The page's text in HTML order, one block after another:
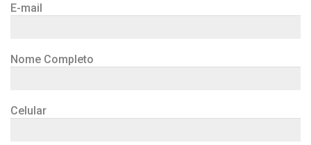
E-mail
Nome Completo
Celular